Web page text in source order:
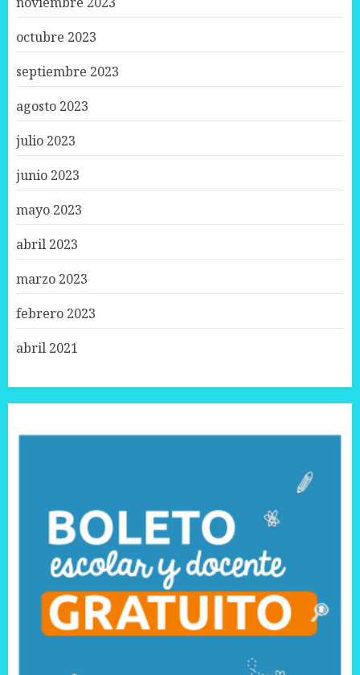
octubre 2023
septiembre 2023
agosto 2023
julio 2023
junio 2023
mayo 2023
abril 2023
marzo 2023
febrero 2023
abril 2021